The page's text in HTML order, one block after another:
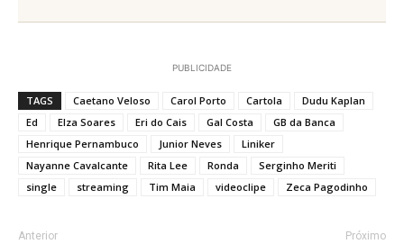
PUBLICIDADE
TAGS Caetano Veloso Carol Porto Cartola
Dudu Kaplan
Ed
Elza Soares Eri do Cais Gal Costa
GB da Banca
Henrique Pernambuco
Junior Neves
Liniker
Nayanne Cavalcante
Rita Lee Ronda
Serginho Meriti
single
streaming Tim Maia videoclipe Zeca Pagodinho
Anterior Próximo